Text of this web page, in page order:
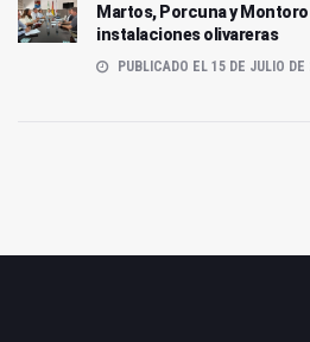
Martos, Porcuna y Montoro
instalaciones olivareras
PUBLICADO EL 15 DE JULIO DE